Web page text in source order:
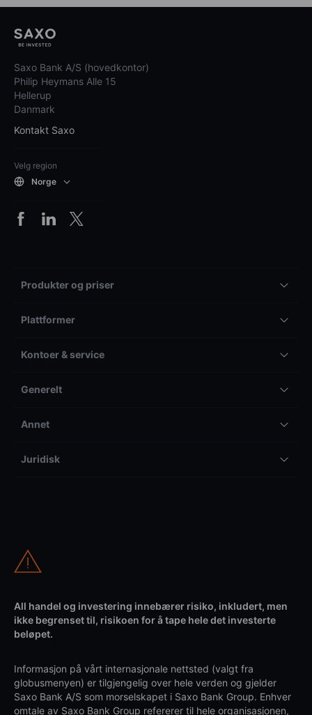
Saxo Bank A/S (hovedkontor)
Philip Heymans Alle 15
Hellerup
Danmark
Kontakt Saxo
Velg region
Norge
Produkter og priser
Plattformer
Kontoer & service
Generelt
Annet
Juridisk
All handel og investering innebærer risiko, inkludert, men
ikke begrenset til, risikoen for å tape hele det investerte
beløpet.
Informasjon på vårt internasjonale nettsted (valgt fra
globusmenyen) er tilgjengelig over hele verden og gjelder
Saxo Bank A/S som morselskapet i Saxo Bank Group. Enhver
omtale av Saxo Bank Group refererer til hele organisasjonen,